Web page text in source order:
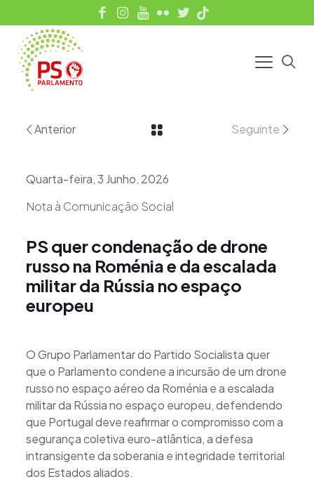
Anterior Seguinte
Quarta-feira, 3 Junho, 2026
Nota à Comunicação Social
PS quer condenação de drone
russo na Roménia e da escalada
militar da Rússia no espaço
europeu
O Grupo Parlamentar do Partido Socialista quer
que o Parlamento condene a incursão de um drone
russo no espaço aéreo da Roménia e a escalada
militar da Rússia no espaço europeu, defendendo
que Portugal deve reafirmar o compromisso com a
segurança coletiva euro-atlântica, a defesa
intransigente da soberania e integridade territorial
dos Estados aliados.